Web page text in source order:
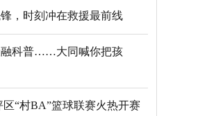
，时刻冲在救援最前线
融科普……大同喊你把孩
“村BA”篮球联赛火热开赛